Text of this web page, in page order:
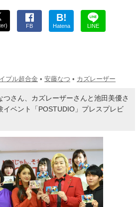
FB
B!
Hatena LINE
プル超合金 • 安藤なつ • カズレーザー
つさん、カズレーザーさんと池田美優さ
イベント「POSTUDIO」プレスプレビ